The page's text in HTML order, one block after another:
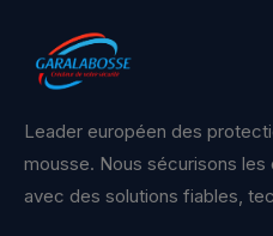
Leader européen des
mousse. Nous sécurisons
avec des solutions fiables,